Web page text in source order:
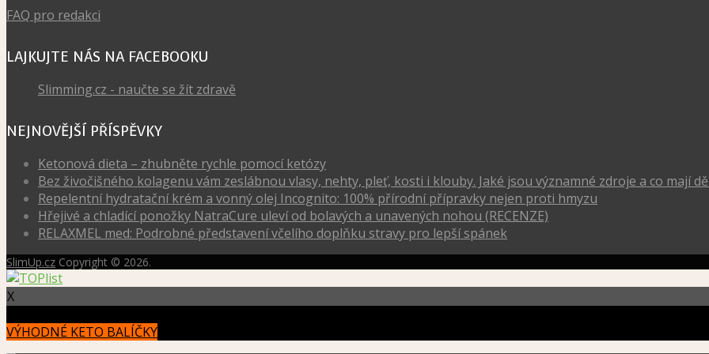
FAQ pro redakci
LAJKUJTE NÁS NA FACEBOOKU
Slimming.cz - naučte se žít zdravě
NEJNOVĚJŠÍ PŘÍSPĚVKY
Ketonová dieta – zhubněte rychle pomocí ketózy
Bez živočišného kolagenu vám zeslábnou vlasy, nehty, pleť, kosti i klouby. Jaké jsou významné zdroje a co mají
Repelentní hydratační krém a vonný olej Incognito: 100% přírodní přípravky nejen proti hmyzu
Hřejivé a chladící ponožky NatraCure uleví od bolavých a unavených nohou (RECENZE)
RELAXMEL med: Podrobné představení včelího doplňku stravy pro lepší spánek
SlimUp.cz Copyright © 2026.
X
VÝHODNÉ KETO BALÍČKY